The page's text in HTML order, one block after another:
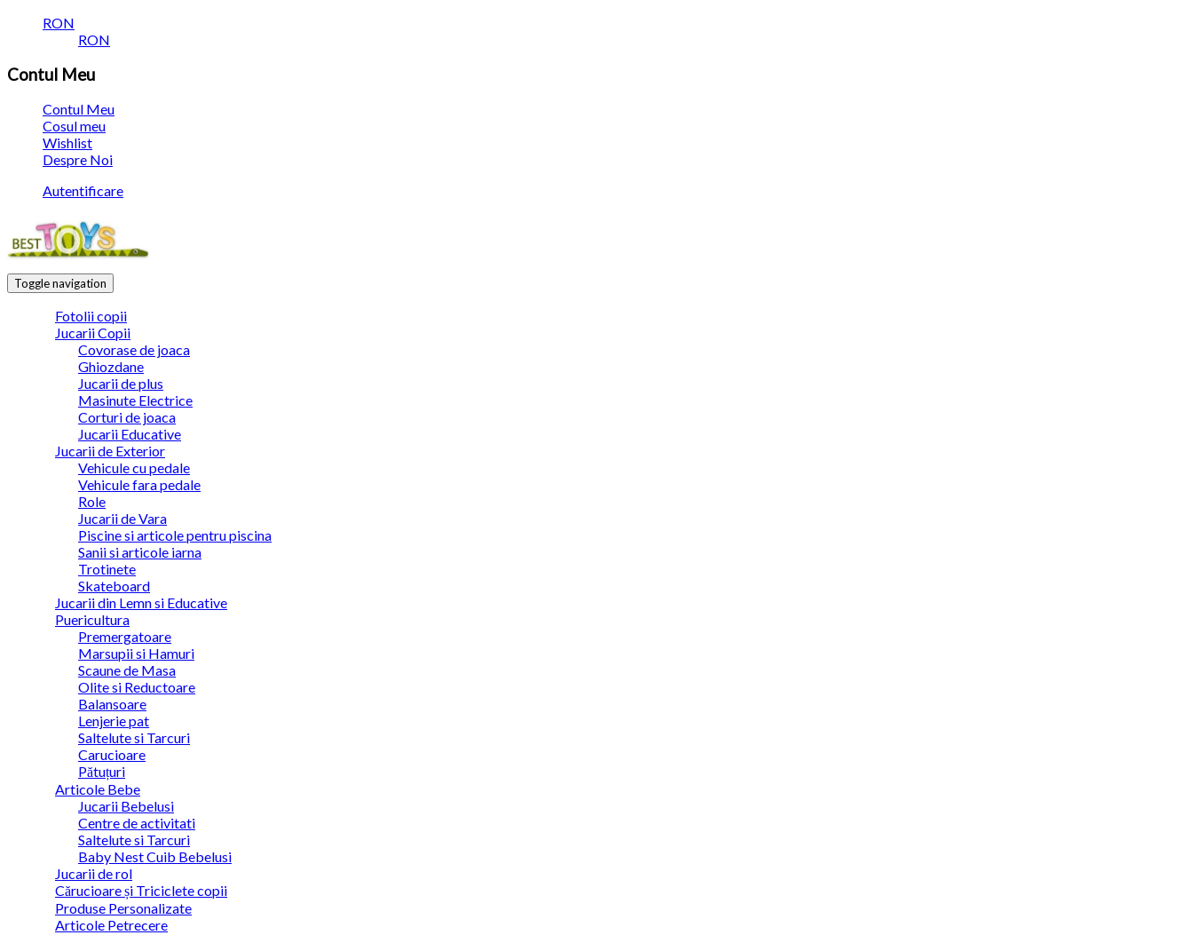
RON
RON
Contul Meu
Contul Meu
Cosul meu
Wishlist
Despre Noi
Autentificare
Toggle navigation
Fotolii copii
Jucarii Copii
Covorase de joaca
Ghiozdane
Jucarii de plus
Masinute Electrice
Corturi de joaca
Jucarii Educative
Jucarii de Exterior
Vehicule cu pedale
Vehicule fara pedale
Role
Jucarii de Vara
Piscine si articole pentru piscina
Sanii si articole iarna
Trotinete
Skateboard
Jucarii din Lemn si Educative
Puericultura
Premergatoare
Marsupii si Hamuri
Scaune de Masa
Olite si Reductoare
Balansoare
Lenjerie pat
Saltelute si Tarcuri
Carucioare
Pătuțuri
Articole Bebe
Jucarii Bebelusi
Centre de activitati
Saltelute si Tarcuri
Baby Nest Cuib Bebelusi
Jucarii de rol
Cărucioare și Triciclete copii
Produse Personalizate
Articole Petrecere